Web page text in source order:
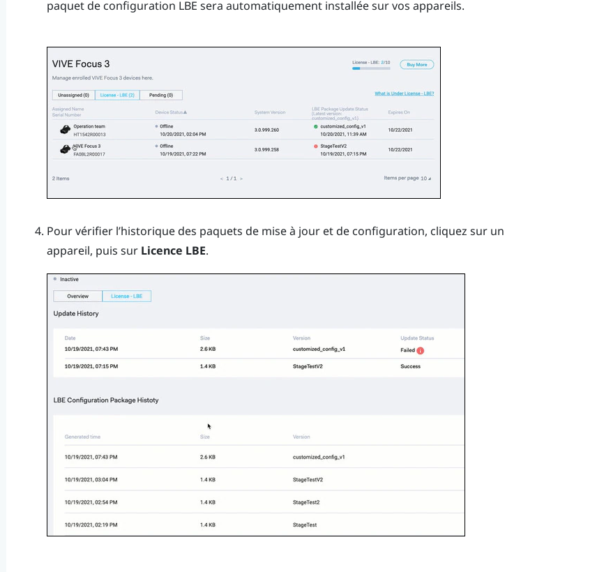
paquet de configuration LBE sera automatiquement installée sur vos appareils.
Pour vérifier l’historique des paquets de mise à jour et de configuration, cliquez sur un
appareil, puis sur Licence LBE.